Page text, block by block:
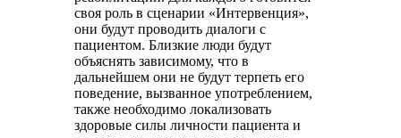
своя роль в сценарии «Интервенция»,
они будут проводить диалоги с
пациентом. Близкие люди будут
объяснять зависимому, что в
дальнейшем они не будут терпеть его
поведение, вызванное употреблением,
также необходимо локализовать
здоровые силы личности пациента и